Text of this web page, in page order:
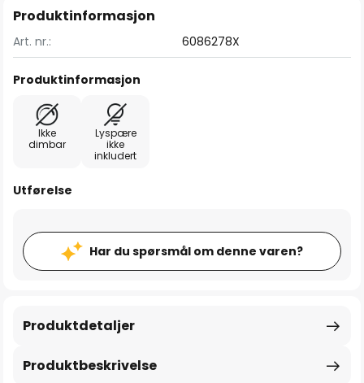
Produktinformasjon
Art. nr.: 6086278X
Produktinformasjon
Ikke
dimbar
Lyspære
ikke
inkludert
Utførelse
Har du spørsmål om denne varen?
Produktbeskrivelse
Produktdetaljer